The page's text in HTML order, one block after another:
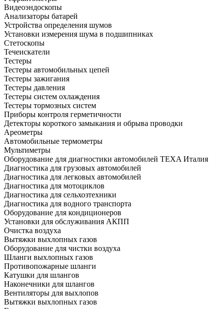
Видеоэндоскопы
Анализаторы батарей
Устройства определения шумов
Установки измерения шума в подшипниках
Стетоскопы
Течеискатели
Тестеры
Тестеры автомобильных цепей
Тестеры зажигания
Тестеры давления
Тестеры систем охлаждения
Тестеры тормозных систем
Приборы контроля герметичности
Детекторы короткого замыкания и обрыва проводки
Ареометры
Автомобильные термометры
Мультиметры
Оборудование для диагностики автомобилей TEXA Италия
Диагностика для грузовых автомобилей
Диагностика для легковых автомобилей
Диагностика для мотоциклов
Диагностика для сельхозтехники
Диагностика для водного транспорта
Оборудование для кондиционеров
Установки для обслуживания АКПП
Очистка воздуха
Вытяжки выхлопных газов
Оборудование для чистки воздуха
Шланги выхлопных газов
Противопожарные шланги
Катушки для шлангов
Наконечники для шлангов
Вентиляторы для выхлопов
Вытяжки выхлопных газов